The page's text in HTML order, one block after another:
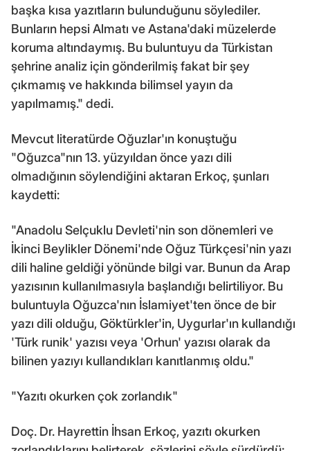
başka kısa yazıtların bulunduğunu söylediler.
Bunların hepsi Almatı ve Astana'daki müzelerde
koruma altındaymış. Bu buluntuyu da Türkistan
şehrine analiz için gönderilmiş fakat bir şey
çıkmamış ve hakkında bilimsel yayın da
yapılmamış." dedi.
Mevcut literatürde Oğuzlar'ın konuştuğu
"Oğuzca"nın 13. yüzyıldan önce yazı dili
olmadığının söylendiğini aktaran Erkoç, şunları
kaydetti:
"Anadolu Selçuklu Devleti'nin son dönemleri ve
İkinci Beylikler Dönemi'nde Oğuz Türkçesi'nin yazı
dili haline geldiği yönünde bilgi var. Bunun da Arap
yazısının kullanılmasıyla başlandığı belirtiliyor. Bu
buluntuyla Oğuzca'nın İslamiyet'ten önce de bir
yazı dili olduğu, Göktürkler'in, Uygurlar'ın kullandığı
'Türk runik' yazısı veya 'Orhun' yazısı olarak da
bilinen yazıyı kullandıkları kanıtlanmış oldu."
"Yazıtı okurken çok zorlandık"
Doç. Dr. Hayrettin İhsan Erkoç, yazıtı okurken